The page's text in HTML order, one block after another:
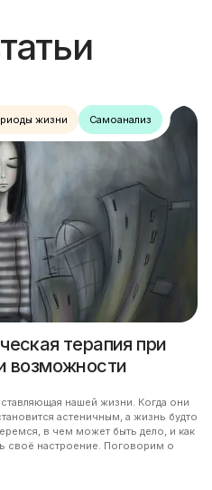
жизни Самоанализ
терапия при
возможности
нашей жизни. Когда они
астеничным, а жизнь будто
в чем может быть дело, и как
своё настроение. Поговорим о